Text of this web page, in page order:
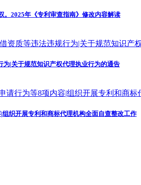
。2025年《专利审查指南》修改内容解读
|关于规范知识产权代理执业行为的通告
织开展专利和商标代理机构全面自查整改工作